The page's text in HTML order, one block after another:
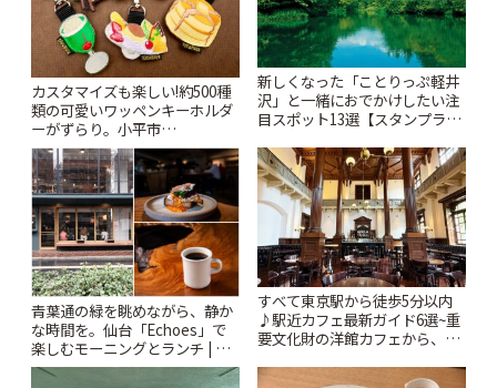
カスタマイズも楽しい!約500種
類の可愛いワッペンキーホルダ
ーがずらり。小平市
「Kimamaya T&K」 | ことりっ
ぷ
新しくなった「ことりっぷ軽井
沢」と一緒におでかけしたい注
目スポット13選【スタンプラリ
青葉通の緑を眺めながら、静か
な時間を。仙台「Echoes」で
楽しむモーニングとランチ | こ
とりっぷ
すべて東京駅から徒歩5分以内
♪駅近カフェ最新ガイド6選~重
要文化財の洋館カフェから、改
りっぷ